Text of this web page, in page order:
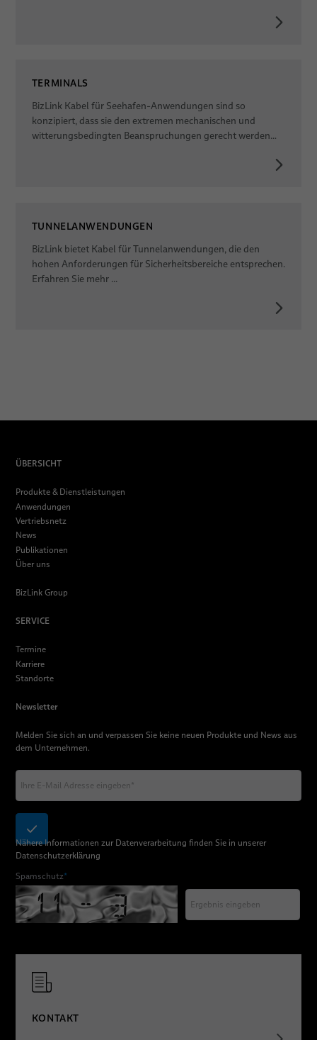
TERMINALS
BizLink Kabel für Seehafen-Anwendungen sind so
konzipiert, dass sie den extremen mechanischen und
witterungsbedingten Beanspruchungen gerecht werden…
TUNNELANWENDUNGEN
BizLink bietet Kabel für Tunnelanwendungen, die den
hohen Anforderungen für Sicherheitsbereiche entsprechen.
Erfahren Sie mehr ...
ÜBERSICHT
Produkte & Dienstleistungen
Anwendungen
Vertriebsnetz
News
Publikationen
Über uns
BizLink Group
SERVICE
Termine
Karriere
Standorte
Newsletter
Melden Sie sich an und verpassen Sie keine neuen Produkte und News aus
dem Unternehmen.
Nähere Informationen zur Datenverarbeitung finden Sie in unserer
Datenschutzerklärung
Spamschutz*
KONTAKT